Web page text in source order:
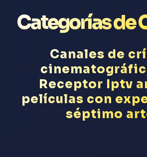
Categorías de
Canales de
Receptor Iptv
películas con
séptimo